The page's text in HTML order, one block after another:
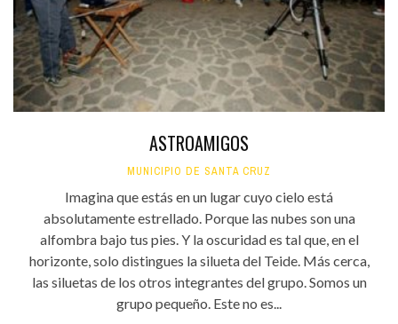
ASTROAMIGOS
MUNICIPIO DE SANTA CRUZ
Imagina que estás en un lugar cuyo cielo está
absolutamente estrellado. Porque las nubes son una
alfombra bajo tus pies. Y la oscuridad es tal que, en el
horizonte, solo distingues la silueta del Teide. Más cerca,
las siluetas de los otros integrantes del grupo. Somos un
grupo pequeño. Este no es...